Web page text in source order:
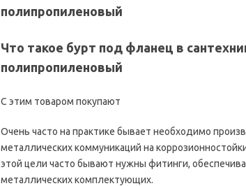
полипропиленовый
Что такое бурт под фланец в
полипропиленовый
С этим товаром покупают
Очень часто на практике бывает необходимо
металлических коммуникаций на
этой цели часто бывают нужны фитинги,
металлических комплектующих.